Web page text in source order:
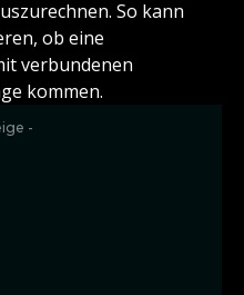
So kann
ob eine
verbundenen
kommen.
-